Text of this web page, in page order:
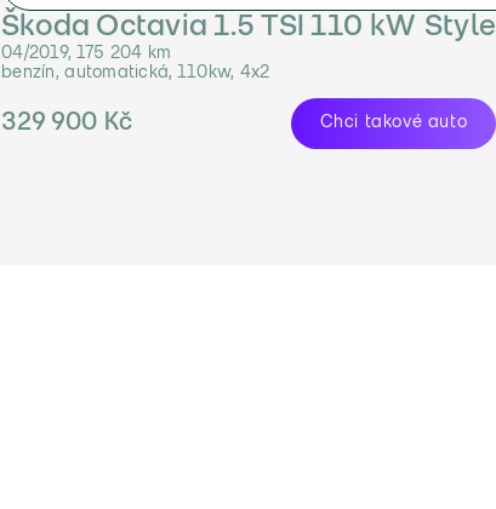
Škoda Octavia 1.5 TSI 110 kW Style
04/2019, 175 204 km
benzín, automatická, 110kw, 4x2
329 900 Kč Chci takové auto